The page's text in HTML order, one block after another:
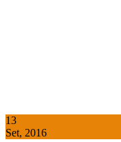
13
Set, 2016